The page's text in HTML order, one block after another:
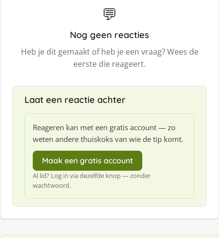
💬
Nog geen reacties
Heb je dit gemaakt of heb je een vraag? Wees de
eerste die reageert.
Laat een reactie achter
Reageren kan met een gratis account — zo
weten andere thuiskoks van wie de tip komt.
Maak een gratis account
Al lid? Log in via dezelfde knop — zonder
wachtwoord.